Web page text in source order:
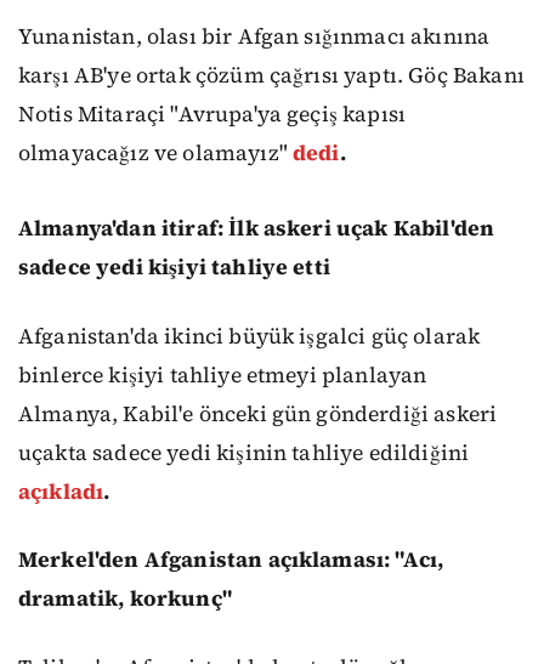
Yunanistan, olası bir Afgan sığınmacı akınına
karşı AB'ye ortak çözüm çağrısı yaptı. Göç Bakanı
Notis Mitaraçi "Avrupa'ya geçiş kapısı
olmayacağız ve olamayız" dedi.
Almanya'dan itiraf: İlk askeri uçak Kabil'den
sadece yedi kişiyi tahliye etti
Afganistan'da ikinci büyük işgalci güç olarak
binlerce kişiyi tahliye etmeyi planlayan
Almanya, Kabil'e önceki gün gönderdiği askeri
uçakta sadece yedi kişinin tahliye edildiğini
açıkladı.
Merkel'den Afganistan açıklaması: "Acı,
dramatik, korkunç"